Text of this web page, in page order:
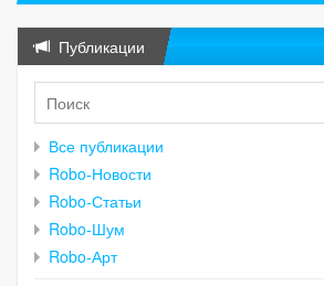
Публикации
Все публикации
Robo-Новости
Robo-Статьи
Robo-Шум
Robo-Арт